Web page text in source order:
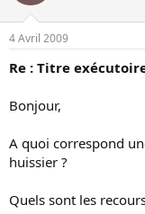
4 Avril 2009
Re : Titre
Bonjour,
A quoi correspond
huissier ?
Quels sont les